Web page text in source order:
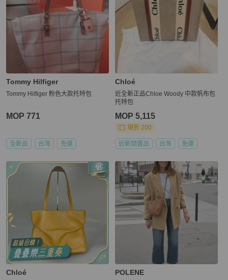
Tommy Hilfiger
Tommy Hilfiger 粉色大款托特包
MOP 771
全新品 台灣 免運
Chloé
近全新正品Chloe Woody 中款帆布包
托特包
MOP 5,115
現折 200
近新閒置品 台灣 免運
Chloé POLENE